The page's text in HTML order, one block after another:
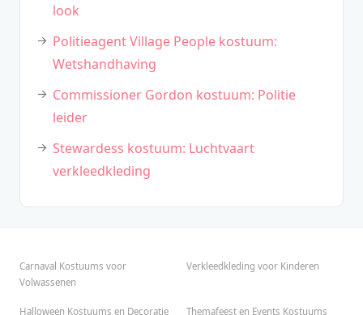
look
Politieagent Village People kostuum:
Wetshandhaving
Commissioner Gordon kostuum: Politie
leider
Stewardess kostuum: Luchtvaart
verkleedkleding
Carnaval Kostuums voor
Volwassenen
Verkleedkleding voor Kinderen
Halloween Kostuums en Decoratie Themafeest en Events Kostuums